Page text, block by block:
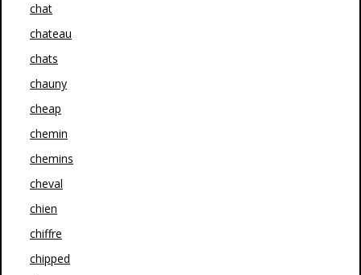
chat
chateau
chats
chauny
cheap
chemin
chemins
cheval
chien
chiffre
chipped